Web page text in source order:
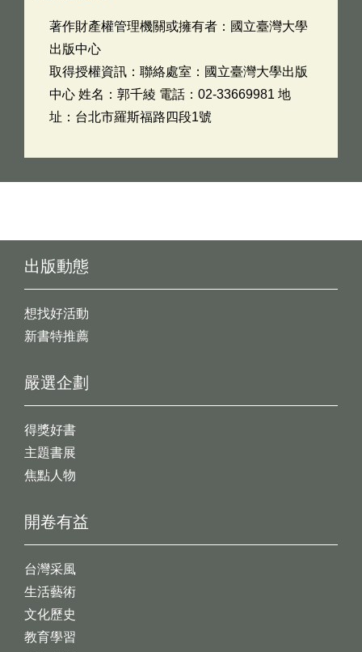
著作財產權管理機關或擁有者：國立臺灣大學
出版中心
取得授權資訊：聯絡處室：國立臺灣大學出版
中心 姓名：郭千綾 電話：02-33669981 地
址：台北市羅斯福路四段1號
出版動態
想找好活動
新書特推薦
開卷有益
台灣采風
生活藝術
文化歷史
教育學習
嚴選企劃
得獎好書
主題書展
焦點人物